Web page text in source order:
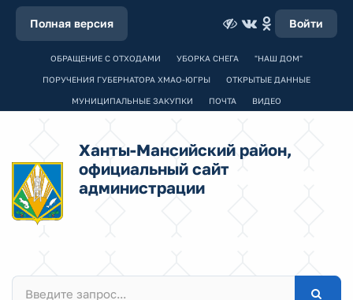
Полная версия Войти
ОБРАЩЕНИЕ С ОТХОДАМИ УБОРКА СНЕГА "НАШ ДОМ"
ПОРУЧЕНИЯ ГУБЕРНАТОРА ХМАО-ЮГРЫ ОТКРЫТЫЕ ДАННЫЕ
МУНИЦИПАЛЬНЫЕ ЗАКУПКИ ПОЧТА ВИДЕО
Ханты-Мансийский район,
официальный сайт
администрации